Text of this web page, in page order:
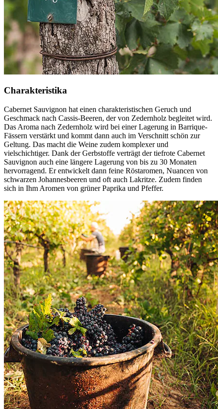
Charakteristika
Cabernet Sauvignon hat einen charakteristischen Geruch und
Geschmack nach Cassis-Beeren, der von Zedernholz begleitet wird.
Das Aroma nach Zedernholz wird bei einer Lagerung in Barrique-
Fässern verstärkt und kommt dann auch im Verschnitt schön zur
Geltung. Das macht die Weine zudem komplexer und
vielschichtiger. Dank der Gerbstoffe verträgt der tiefrote Cabernet
Sauvignon auch eine längere Lagerung von bis zu 30 Monaten
hervorragend. Er entwickelt dann feine Röstaromen, Nuancen von
schwarzen Johannesbeeren und oft auch Lakritze. Zudem finden
sich in Ihm Aromen von grüner Paprika und Pfeffer.